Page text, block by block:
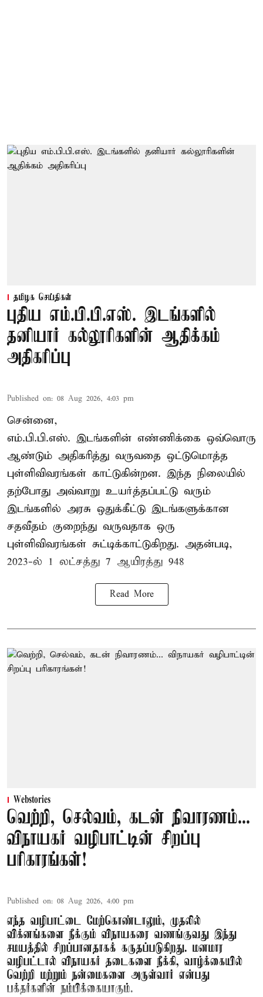
தமிழக செய்திகள்
புதிய எம்.பி.பி.எஸ். இடங்களில்
தனியார் கல்லூரிகளின் ஆதிக்கம்
அதிகரிப்பு
Published on: 08 Aug 2026, 4:03 pm
சென்னை,
எம்.பி.பி.எஸ். இடங்களின் எண்ணிக்கை ஒவ்வொரு
ஆண்டும் அதிகரித்து வருவதை ஒட்டுமொத்த
புள்ளிவிவரங்கள் காட்டுகின்றன. இந்த நிலையில்
தற்போது அவ்வாறு உயர்த்தப்பட்டு வரும்
இடங்களில் அரசு ஒதுக்கீட்டு இடங்களுக்கான
சதவீதம் குறைந்து வருவதாக ஒரு
புள்ளிவிவரங்கள் சுட்டிக்காட்டுகிறது. அதன்படி,
2023-ல் 1 லட்சத்து 7 ஆயிரத்து 948
Read More
Webstories
வெற்றி, செல்வம், கடன் நிவாரணம்...
விநாயகர் வழிபாட்டின் சிறப்பு
பரிகாரங்கள்!
Published on: 08 Aug 2026, 4:00 pm
எந்த வழிபாட்டை மேற்கொண்டாலும், முதலில்
விக்னங்களை நீக்கும் விநாயகரை வணங்குவது இந்து
சமயத்தில் சிறப்பானதாகக் கருதப்படுகிறது. மனமார
வழிபட்டால் விநாயகர் தடைகளை நீக்கி, வாழ்க்கையில்
வெற்றி மற்றும் நன்மைகளை அருள்வார் என்பது
பக்தர்களின் நம்பிக்கையாகும்.